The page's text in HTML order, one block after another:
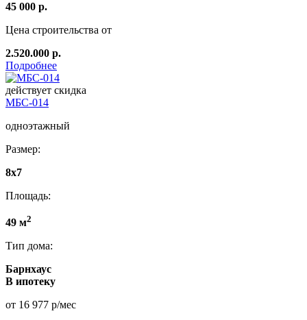
45 000 р.
Цена строительства от
2.520.000 р.
Подробнее
действует скидка
МБС-014
одноэтажный
Размер:
8х7
Площадь:
49 м2
Тип дома:
Барнхаус
В ипотеку
от 16 977 р/мес